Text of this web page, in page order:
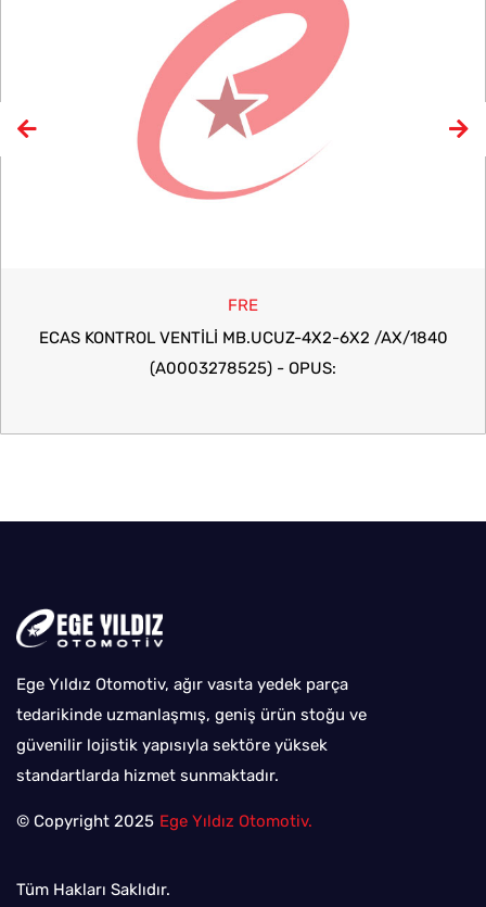
FRE
ECAS KONTROL VENTİLİ MB.UCUZ-4X2-6X2 /AX/1840
(A0003278525) - OPUS:
Ege Yıldız Otomotiv, ağır vasıta yedek parça
tedarikinde uzmanlaşmış, geniş ürün stoğu ve
güvenilir lojistik yapısıyla sektöre yüksek
standartlarda hizmet sunmaktadır.
© Copyright 2025 Ege Yıldız Otomotiv.
Tüm Hakları Saklıdır.